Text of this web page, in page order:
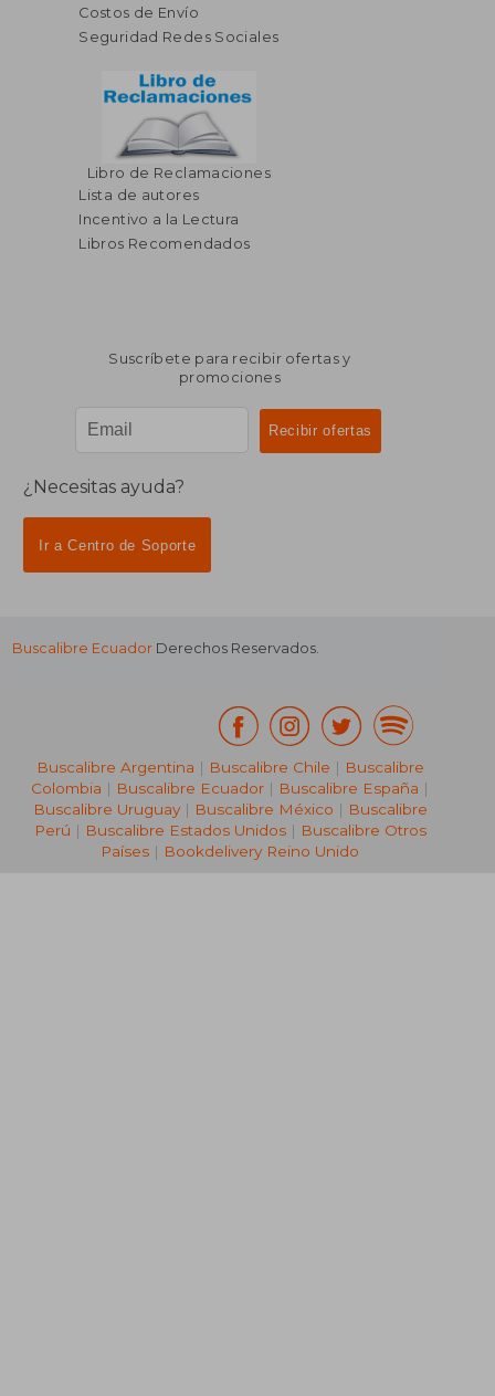
45%
dcto.
$ 42.32
$ 23.28
Costos de Envío
Seguridad Redes Sociales
Libro de Reclamaciones
Lista de autores
Incentivo a la Lectura
Libros Recomendados
Suscríbete para recibir ofertas y
promociones
¿Necesitas ayuda?
Ir a Centro de Soporte
Buscalibre Ecuador Derechos Reservados.
Buscalibre Argentina | Buscalibre Chile | Buscalibre
Colombia | Buscalibre Ecuador | Buscalibre España |
Buscalibre Uruguay| Buscalibre México | Buscalibre
Perú | Buscalibre Estados Unidos| Buscalibre Otros
Países | Bookdelivery Reino Unido